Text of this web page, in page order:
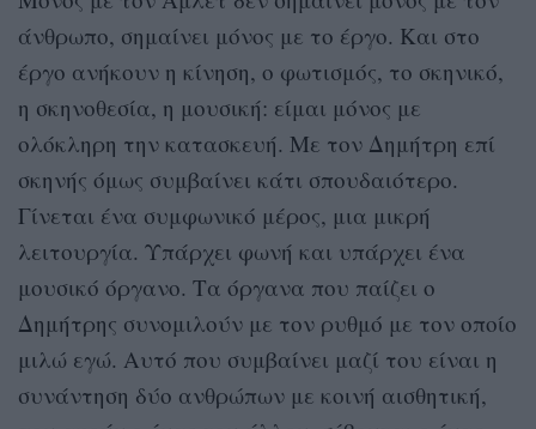
άνθρωπο, σημαίνει μόνος με το έργο. Και στο
έργο ανήκουν η κίνηση, ο φωτισμός, το σκηνικό,
η σκηνοθεσία, η μουσική: είμαι μόνος με
ολόκληρη την κατασκευή. Με τον Δημήτρη επί
σκηνής όμως συμβαίνει κάτι σπουδαιότερο.
Γίνεται ένα συμφωνικό μέρος, μια μικρή
λειτουργία. Υπάρχει φωνή και υπάρχει ένα
μουσικό όργανο. Τα όργανα που παίζει ο
Δημήτρης συνομιλούν με τον ρυθμό με τον οποίο
μιλώ εγώ. Αυτό που συμβαίνει μαζί του είναι η
συνάντηση δύο ανθρώπων με κοινή αισθητική,